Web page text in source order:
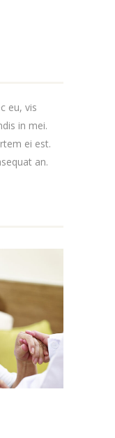
eu, vis
in mei.
ei est.
an.